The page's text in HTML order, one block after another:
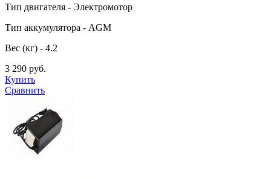
Тип двигателя - Электромотор
Тип аккумулятора - AGM
Вес (кг) - 4.2
3 290 руб.
Купить
Сравнить